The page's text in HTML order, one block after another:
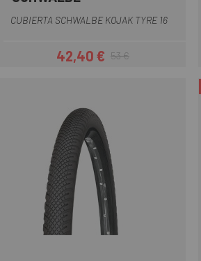
CUBIERTA SCHWALBE KOJAK TYRE 16
Precio
42,40 €Precio regular
53 €